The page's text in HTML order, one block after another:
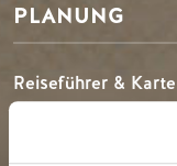
PLANUNG
Reiseführer & Karte